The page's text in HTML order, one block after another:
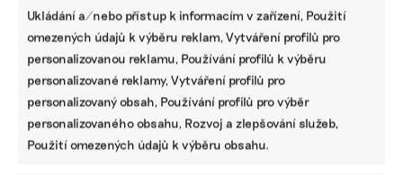
Ukládání a/nebo přístup k informacím v zařízení, Použití
omezených údajů k výběru reklam, Vytváření profilů pro
personalizovanou reklamu, Používání profilů k výběru
personalizované reklamy, Vytváření profilů pro
personalizovaný obsah, Používání profilů pro výběr
personalizovaného obsahu, Rozvoj a zlepšování služeb,
Použití omezených údajů k výběru obsahu.
Taxonomie EU. Méně byrokracie, duplicit i
nesmyslných požadavků
Základní přehled, jak se nově připravit na
nefinanční reporting podle standardů ESRS